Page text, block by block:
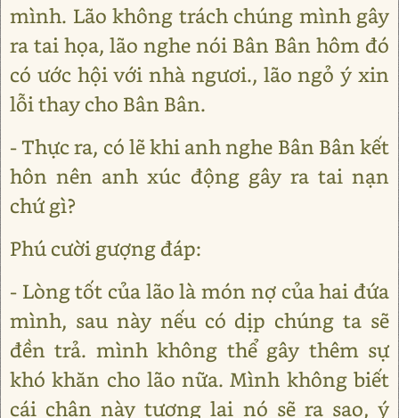
mình. Lão không trách chúng mình gây
ra tai họa, lão nghe nói Bân Bân hôm đó
có ước hội với nhà ngươi., lão ngỏ ý xin
lỗi thay cho Bân Bân.
- Thực ra, có lẽ khi anh nghe Bân Bân kết
hôn nên anh xúc động gây ra tai nạn
chứ gì?
Phú cười gượng đáp:
- Lòng tốt của lão là món nợ của hai đứa
mình, sau này nếu có dịp chúng ta sẽ
đền trả. mình không thể gây thêm sự
khó khăn cho lão nữa. Mình không biết
cái chân này tương lai nó sẽ ra sao, ý